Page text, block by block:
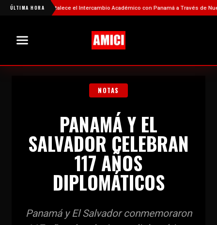
ÚLTIMA HORA
China Fortalece el Intercambio Académico con Panamá a Través de Nuevas
NOTAS
PANAMÁ Y EL
SALVADOR CELEBRAN
117 AÑOS
DIPLOMÁTICOS
Panamá y El Salvador conmemoraron